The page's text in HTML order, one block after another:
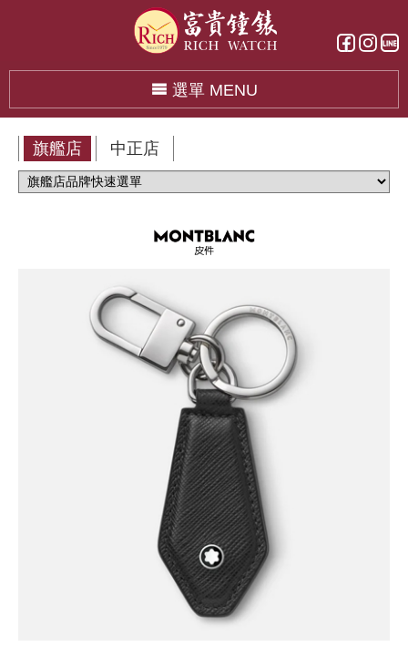
選單 MENU
旗艦店 中正店